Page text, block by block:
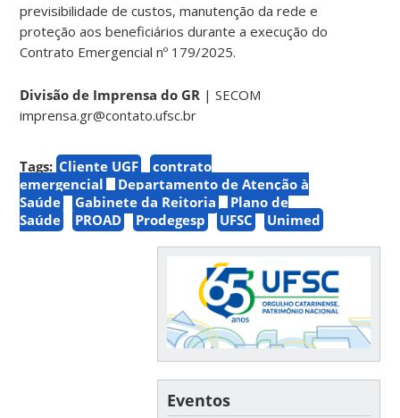
previsibilidade de custos, manutenção da rede e
proteção aos beneficiários durante a execução do
Contrato Emergencial nº 179/2025.
Divisão de Imprensa do GR | SECOM
imprensa.gr@contato.ufsc.br
Tags: Cliente UGF
contrato
emergencial
Departamento de Atenção à
Saúde
Gabinete da Reitoria
Plano de
Saúde
PROAD Prodegesp UFSC Unimed
Eventos